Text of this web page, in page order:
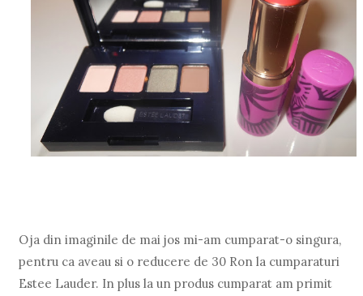
Oja din imaginile de mai jos mi-am cumparat-o singura,
pentru ca aveau si o reducere de 30 Ron la cumparaturi
Estee Lauder. In plus la un produs cumparat am primit